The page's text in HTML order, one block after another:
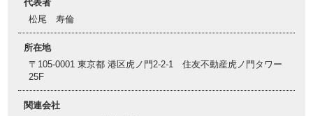
代表者
松尾 寿倫
所在地
〒105-0001 東京都 港区虎ノ門2-2-1 住友不動産虎ノ門タワー
25F
関連会社